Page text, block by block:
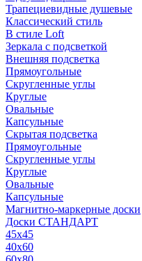
Трапециевидные душевые
Классический стиль
В стиле Loft
Зеркала с подсветкой
Внешняя подсветка
Прямоугольные
Скругленные углы
Круглые
Овальные
Капсульные
Скрытая подсветка
Прямоугольные
Скругленные углы
Круглые
Овальные
Капсульные
Магнитно-маркерные доски
Доски СТАНДАРТ
45x45
40x60